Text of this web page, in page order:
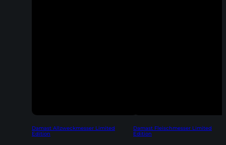
Damast Allzweckmesser Limited
Edition
Damast Fleischmesser Limited
Edition